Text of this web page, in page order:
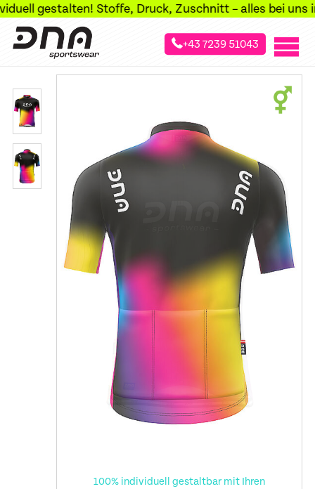
gestalten! Stoffe, Druck, Zuschnitt – alles bei uns im
+43 7239 51043
»
100% individuell gestaltbar mit Ihren